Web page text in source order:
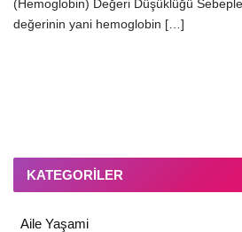
(Hemoglobin) Değeri Düşüklüğü
değerinin yani hemoglobin […]
KATEGORILER
Aile Yaşami